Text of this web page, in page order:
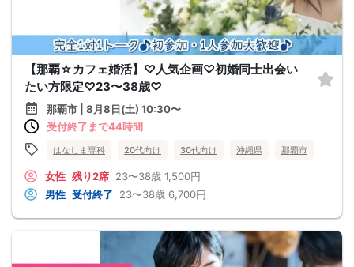
【那覇☆カフェ婚活】♡人気企画♡初婚同士出会い
たい方限定♡23〜38歳♡
那覇市 | 8月8日(土) 10:30〜
受付終了まで44時間
はなしま専科 20代向け 30代向け 沖縄県 那覇市
女性 残り2席 23〜38歳 1,500円
男性 受付終了 23〜38歳 6,700円